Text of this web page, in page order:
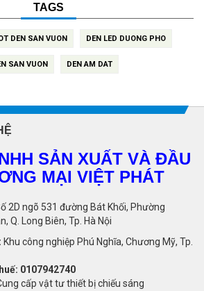
TAGS
DEN SAN VUON DEN LED DUONG PHO
SAN VUON DEN AM DAT
SẢN XUẤT VÀ ĐẦU
MẠI VIỆT PHÁT
2D ngõ 531 đường Bát Khối, Phường
Q. Long Biên, Tp. Hà Nội
Khu công nghiệp Phú Nghĩa, Chương Mỹ, Tp.
0107942740
cấp vật tư thiết bị chiếu sáng